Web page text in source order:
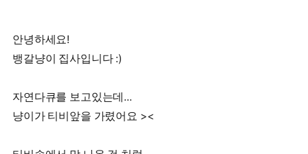
안녕하세요!
뱅갈냥이 집사입니다 :)
자연다큐를 보고있는데...
냥이가 티비앞을 가렸어요 ><